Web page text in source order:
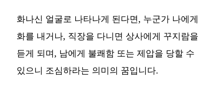
화나신 얼굴로 나타나게 된다면, 누군가 나에게
화를 내거나, 직장을 다니면 상사에게 꾸지람을
듣게 되며, 남에게 불쾌함 또는 제압을 당할 수
있으니 조심하라는 의미의 꿈입니다.